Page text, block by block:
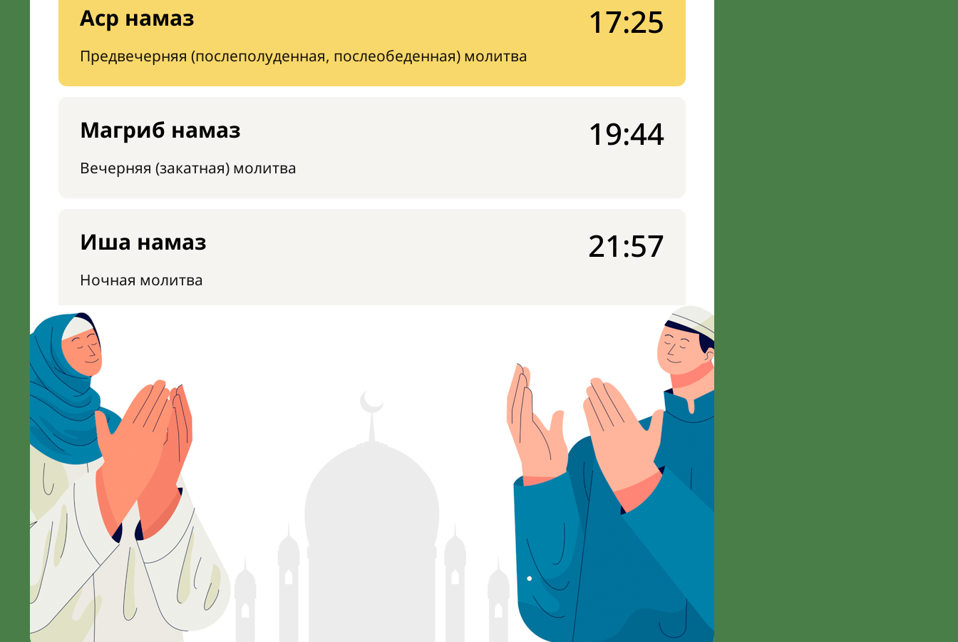
Аср намаз
Предвечерняя (послеполуденная, послеобеденная) молитва
17:25
Магриб намаз
Вечерняя (закатная) молитва
19:44
Иша намаз
Ночная молитва
21:57